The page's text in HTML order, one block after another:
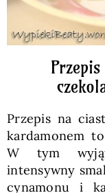
Przepis na
kardamonem
W tym
intensywny
cynamonu i